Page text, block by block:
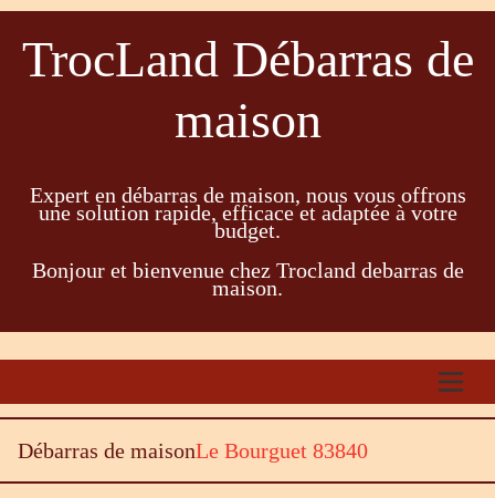
TrocLand Débarras de
maison
Expert en débarras de maison, nous vous offrons
une solution rapide, efficace et adaptée à votre
budget.
Bonjour et bienvenue chez Trocland debarras de
maison.
Débarras de maisonLe Bourguet 83840